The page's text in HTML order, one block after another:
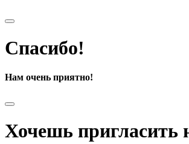
Спасибо!
Нам очень приятно!
Хочешь пригласить